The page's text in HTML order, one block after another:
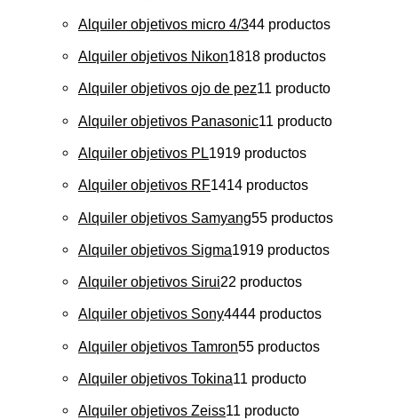
Alquiler objetivos micro 4/344 productos
Alquiler objetivos Nikon1818 productos
Alquiler objetivos ojo de pez11 producto
Alquiler objetivos Panasonic11 producto
Alquiler objetivos PL1919 productos
Alquiler objetivos RF1414 productos
Alquiler objetivos Samyang55 productos
Alquiler objetivos Sigma1919 productos
Alquiler objetivos Sirui22 productos
Alquiler objetivos Sony4444 productos
Alquiler objetivos Tamron55 productos
Alquiler objetivos Tokina11 producto
Alquiler objetivos Zeiss11 producto